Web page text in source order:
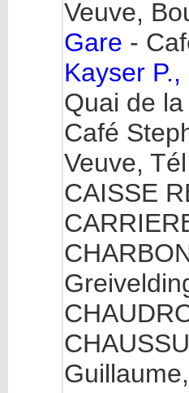
Veuve,
Gare -
Kayser
Quai de
Café
Veuve,
CAISSE